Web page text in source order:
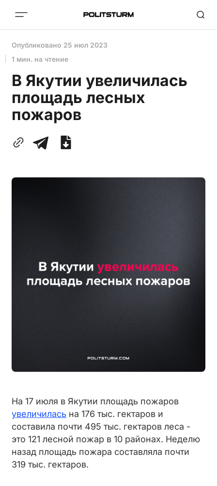
Опубликовано 25 июл 2023
1 мин. на чтение
В Якутии увеличилась
площадь лесных
пожаров
На 17 июля в Якутии площадь пожаров
увеличилась на 176 тыс. гектаров и
составила почти 495 тыс. гектаров леса -
это 121 лесной пожар в 10 районах. Неделю
назад площадь пожара составляла почти
319 тыс. гектаров.